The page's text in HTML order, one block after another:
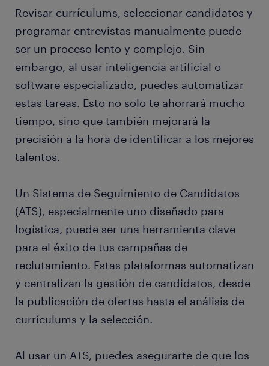
Revisar currículums, seleccionar candidatos y
programar entrevistas manualmente puede
ser un proceso lento y complejo. Sin
embargo, al usar inteligencia artificial o
software especializado, puedes automatizar
estas tareas. Esto no solo te ahorrará mucho
tiempo, sino que también mejorará la
precisión a la hora de identificar a los mejores
talentos.
Un Sistema de Seguimiento de Candidatos
(ATS), especialmente uno diseñado para
logística, puede ser una herramienta clave
para el éxito de tus campañas de
reclutamiento. Estas plataformas automatizan
y centralizan la gestión de candidatos, desde
la publicación de ofertas hasta el análisis de
currículums y la selección.
Al usar un ATS, puedes asegurarte de que los